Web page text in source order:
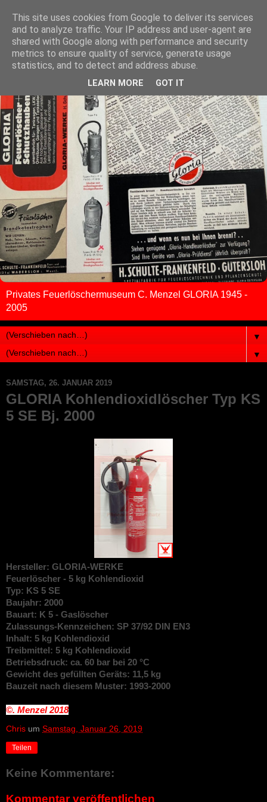
Privates Feuerlöschermuseum C. Menzel GLORIA 1945 -
2005
▼
▼
SAMSTAG, 26. JANUAR 2019
GLORIA Kohlendioxidlöscher Typ KS
5 SE Bj. 2000
Hersteller: GLORIA-WERKE
Feuerlöscher - 5 kg Kohlendioxid
Typ: KS 5 SE
Baujahr: 2000
Bauart: K 5 - Gaslöscher
Zulassungs-Kennzeichen: SP 37/92 DIN EN3
Inhalt: 5 kg Kohlendioxid
Treibmittel: 5 kg Kohlendioxid
Betriebsdruck: ca. 60 bar bei 20 °C
Gewicht des gefüllten Geräts: 11,5 kg
Bauzeit nach diesem Muster: 1993-2000
©. Menzel2018
Chris um Samstag, Januar 26, 2019
Teilen
Keine Kommentare:
Kommentar veröffentlichen
This site uses cookies from Google to deliver its services
and to analyze traffic. Your IP address and user-agent are
shared with Google along with performance and security
metrics to ensure quality of service, generate usage
statistics, and to detect and address abuse.
LEARN MORE GOT IT